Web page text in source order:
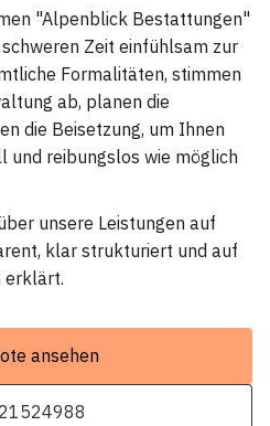
"Alpenblick Bestattungen"
Zeit einfühlsam zur
Formalitäten, stimmen
ab, planen die
die Beisetzung, um Ihnen
und reibungslos wie möglich
unsere Leistungen auf
klar strukturiert und auf
erklärt.
ansehen